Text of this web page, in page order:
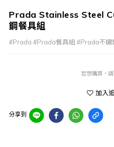
Prada Stainless Steel
鋼餐具組
#Prada #Prada餐具組 #Prada不鏽
若想購買，
加入
分享到